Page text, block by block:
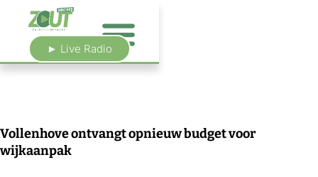
► Live Radio
Vollenhove ontvangt opnieuw budget voor
wijkaanpak